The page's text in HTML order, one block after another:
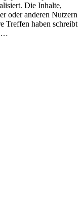
Die Inhalte,
oder anderen Nutzern
Treffen haben schreibt